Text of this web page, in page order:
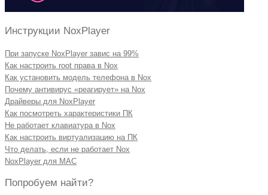
Инструкции NoxPlayer
При запуске NoxPlayer завис на 99%
Как настроить root права в Nox
Как установить модель телефона в Nox
Почему антивирус «реагирует» на Nox
Драйверы для NoxPlayer
Как посмотреть характеристики ПК
Не работает клавиатура в Nox
Как настроить виртуализацию на ПК
Что делать, если не работает Nox
NoxPlayer для MAC
Попробуем найти?